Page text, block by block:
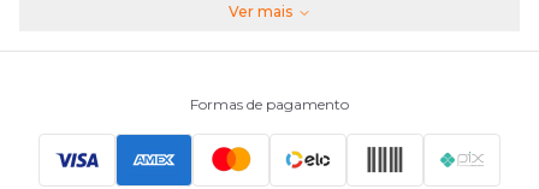
Principais Concursos
Ver mais
Formas de pagamento